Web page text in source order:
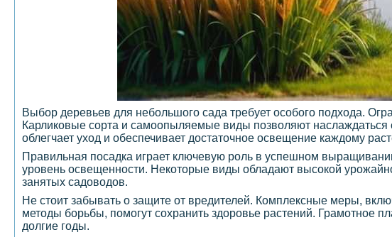
Выбор деревьев для небольшого сада требует особого подхода.
Карликовые сорта и самоопыляемые виды позволяют
облегчает уход и обеспечивает достаточное освещение каждому
Правильная посадка играет ключевую роль в успешном
уровень освещенности. Некоторые виды обладают высокой
занятых садоводов.
Не стоит забывать о защите от вредителей. Комплексные меры,
методы борьбы, помогут сохранить здоровье растений. Грамотное
долгие годы.